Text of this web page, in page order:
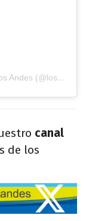
Una publicación compartida de Diario de Los Andes (@losandesdigital)
canal
de los